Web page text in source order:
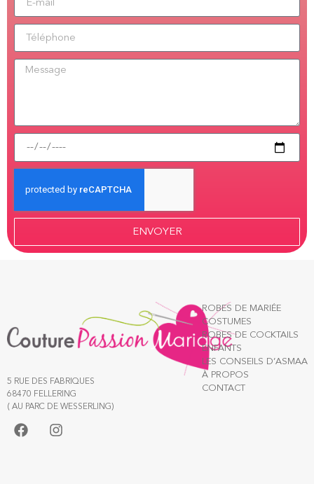
ENVOYER
5 RUE DES FABRIQUES
68470 FELLERING
( AU PARC DE WESSERLING)
ROBES DE MARIÉE
COSTUMES
ROBES DE COCKTAILS
ENFANTS
LES CONSEILS D’ASMAA
À PROPOS
CONTACT